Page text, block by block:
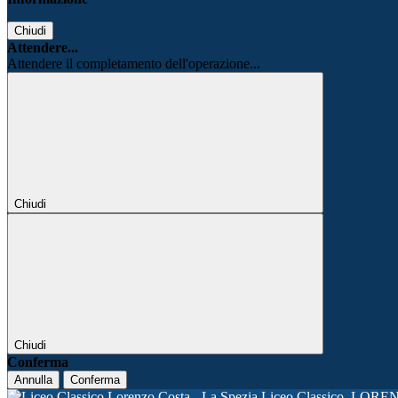
Chiudi
Attendere...
Attendere il completamento dell'operazione...
Chiudi
Chiudi
Conferma
Annulla Conferma